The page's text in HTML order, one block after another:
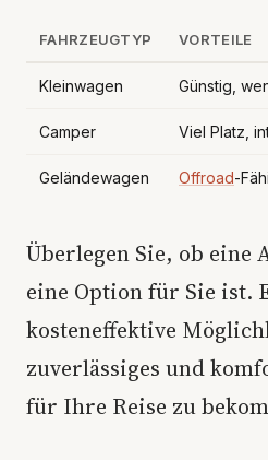
FAHRZEUGTYP VORTEILE
Kleinwagen Günstig,
Camper Viel Platz,
Geländewagen Offroad-
Überlegen Sie, ob eine
eine Option für Sie ist.
kosteneffektive
zuverlässiges und
für Ihre Reise zu